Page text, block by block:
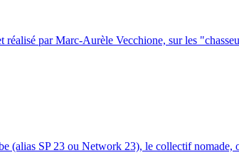
par Marc-Aurèle Vecchione, sur les
(alias SP 23 ou Network 23), le collectif nomade,